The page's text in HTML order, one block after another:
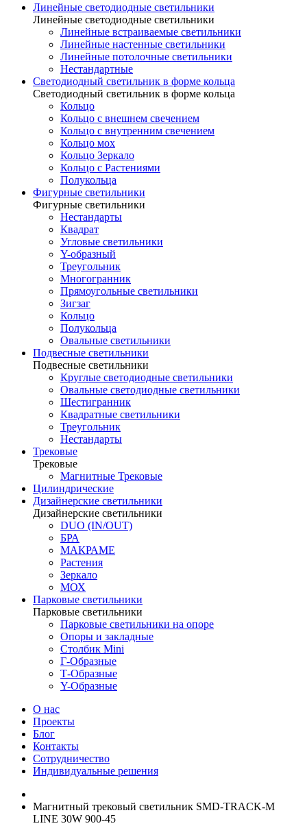
Линейные светодиодные светильники
Линейные светодиодные светильники
Линейные встраиваемые светильники
Линейные настенные светильники
Линейные потолочные светильники
Нестандартные
Светодиодный светильник в форме кольца
Светодиодный светильник в форме кольца
Кольцо
Кольцо с внешнем свечением
Кольцо с внутренним свечением
Кольцо мох
Кольцо Зеркало
Кольцо с Растениями
Полукольца
Фигурные светильники
Фигурные светильники
Нестандарты
Квадрат
Угловые светильники
Y-образный
Треугольник
Многогранник
Прямоугольные светильники
Зигзаг
Кольцо
Полукольца
Овальные светильники
Подвесные светильники
Подвесные светильники
Круглые светодиодные светильники
Овальные светодиодные светильники
Шестигранник
Квадратные светильники
Треугольник
Нестандарты
Трековые
Трековые
Магнитные Трековые
Цилиндрические
Дизайнерские светильники
Дизайнерские светильники
DUO (IN/OUT)
БРА
МАКРАМЕ
Растения
Зеркало
МОХ
Парковые светильники
Парковые светильники
Парковые светильники на опоре
Опоры и закладные
Столбик Mini
Г-Образные
Т-Образные
Y-Образные
О нас
Проекты
Блог
Контакты
Сотрудничество
Индивидуальные решения
Магнитный трековый светильник SMD-TRACK-M
LINE 30W 900-45